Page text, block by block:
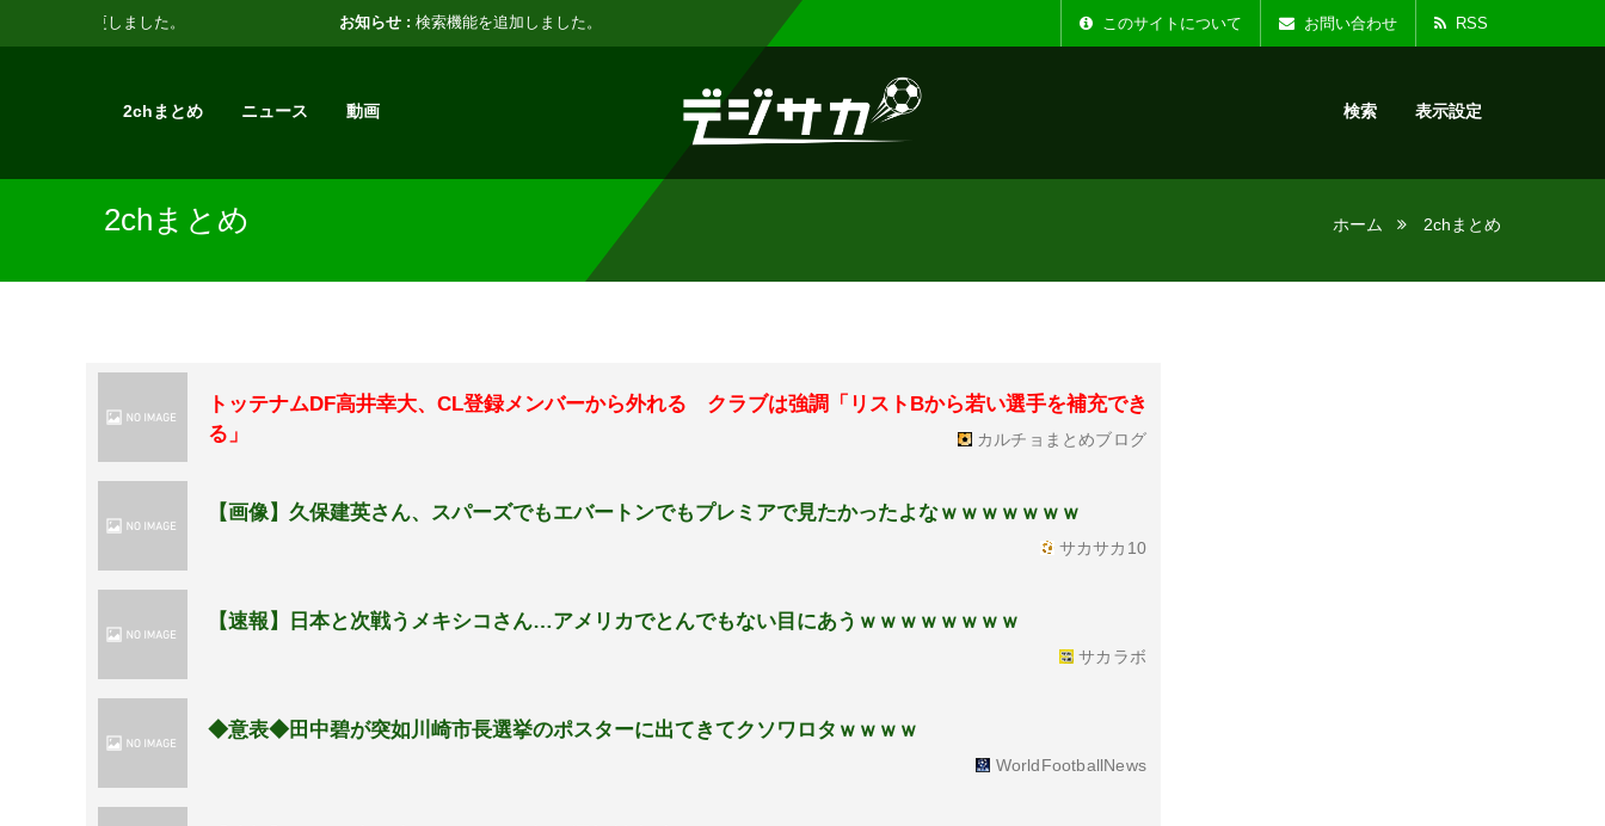
お知らせ : 検索機能を追加しました。 表示設定機能を追加しました。 お知らせ :
このサイトについて お問い合わせ RSS
2chまとめ ニュース 動画 検索 表示設定
2chまとめ ホーム 2chまとめ
トッテナムDF高井幸大、CL登録メンバーから外れる クラブは強調「リストBから若い選手を補充でき
る」
カルチョまとめブログ
【画像】久保建英さん、スパーズでもエバートンでもプレミアで見たかったよなｗｗｗｗｗｗｗ
サカサカ10
【速報】日本と次戦うメキシコさん…アメリカでとんでもない目にあうｗｗｗｗｗｗｗｗ
サカラボ
◆意表◆田中碧が突如川崎市長選挙のポスターに出てきてクソワロタｗｗｗｗ
WorldFootballNews